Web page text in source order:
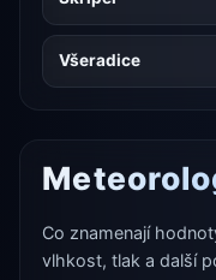
Všeradice
Co znamenají
vlhkost, tlak a další